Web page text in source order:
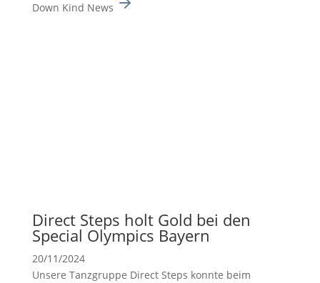
Down Kind News
Direct Steps holt Gold bei den
Special Olympics Bayern
20/11/2024
Unsere Tanzgruppe Direct Steps konnte beim